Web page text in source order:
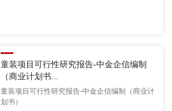
童装项目可行性研究报告-中金企信编制
（商业计划书...
童装项目可行性研究报告-中金企信编制（商业计
划书）